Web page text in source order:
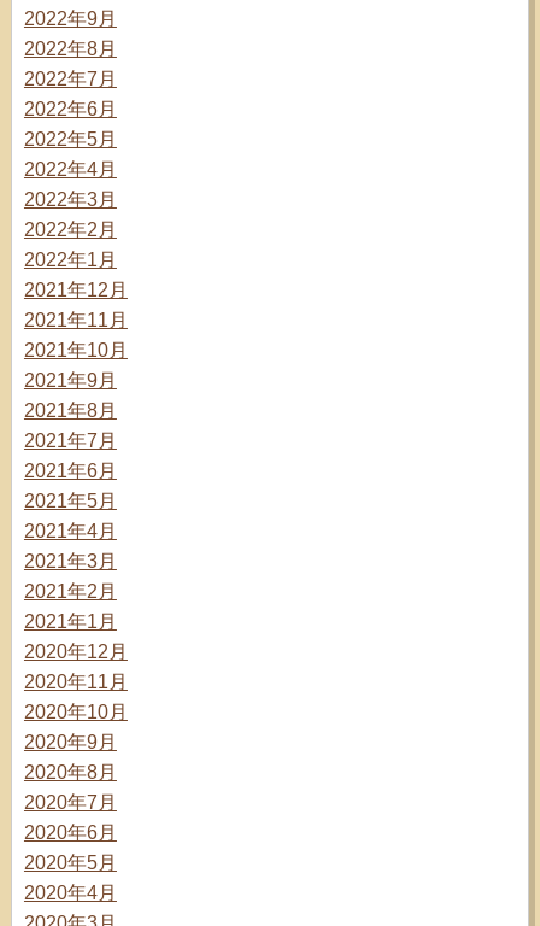
2022年9月
2022年8月
2022年7月
2022年6月
2022年5月
2022年4月
2022年3月
2022年2月
2022年1月
2021年12月
2021年11月
2021年10月
2021年9月
2021年8月
2021年7月
2021年6月
2021年5月
2021年4月
2021年3月
2021年2月
2021年1月
2020年12月
2020年11月
2020年10月
2020年9月
2020年8月
2020年7月
2020年6月
2020年5月
2020年4月